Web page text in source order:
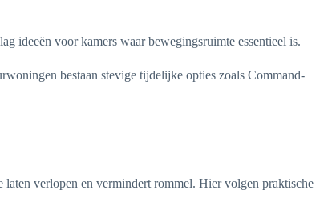
ideeën voor kamers waar bewegingsruimte essentieel is.
bestaan stevige tijdelijke opties zoals Command-
verlopen en vermindert rommel. Hier volgen praktische